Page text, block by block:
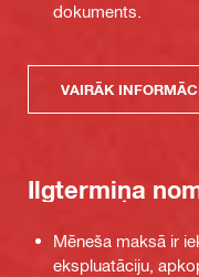
dokuments.
VAIRĀK
Ilgtermiņa
Mēneša maksā ir
ekspluatāciju,